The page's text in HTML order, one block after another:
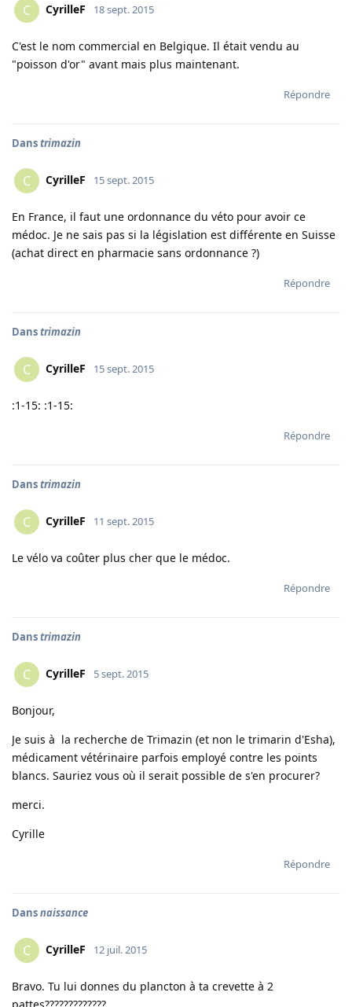
C CyrilleF 18 sept. 2015
C'est le nom commercial en Belgique. Il était vendu au
"poisson d'or" avant mais plus maintenant.
Répondre
Danstrimazin
C CyrilleF 15 sept. 2015
En France, il faut une ordonnance du véto pour avoir ce
médoc. Je ne sais pas si la législation est différente en Suisse
(achat direct en pharmacie sans ordonnance ?)
Répondre
Danstrimazin
C CyrilleF 15 sept. 2015
:1-15: :1-15:
Répondre
Danstrimazin
C CyrilleF 11 sept. 2015
Le vélo va coûter plus cher que le médoc.
Répondre
Danstrimazin
C CyrilleF 5 sept. 2015
Bonjour,
Je suis à la recherche de Trimazin (et non le trimarin d'Esha),
médicament vétérinaire parfois employé contre les points
blancs. Sauriez vous où il serait possible de s'en procurer?
merci.
Cyrille
Répondre
Dansnaissance
C CyrilleF 12 juil. 2015
Bravo. Tu lui donnes du plancton à ta crevette à 2